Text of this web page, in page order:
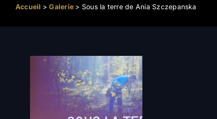
Accueil >Galerie > Sous la terre de Ania Szczepanska